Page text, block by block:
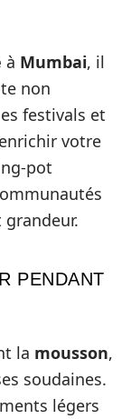
à Mumbai, il
non
festivals et
votre
pot
PENDANT
la mousson,
soudaines.
légers